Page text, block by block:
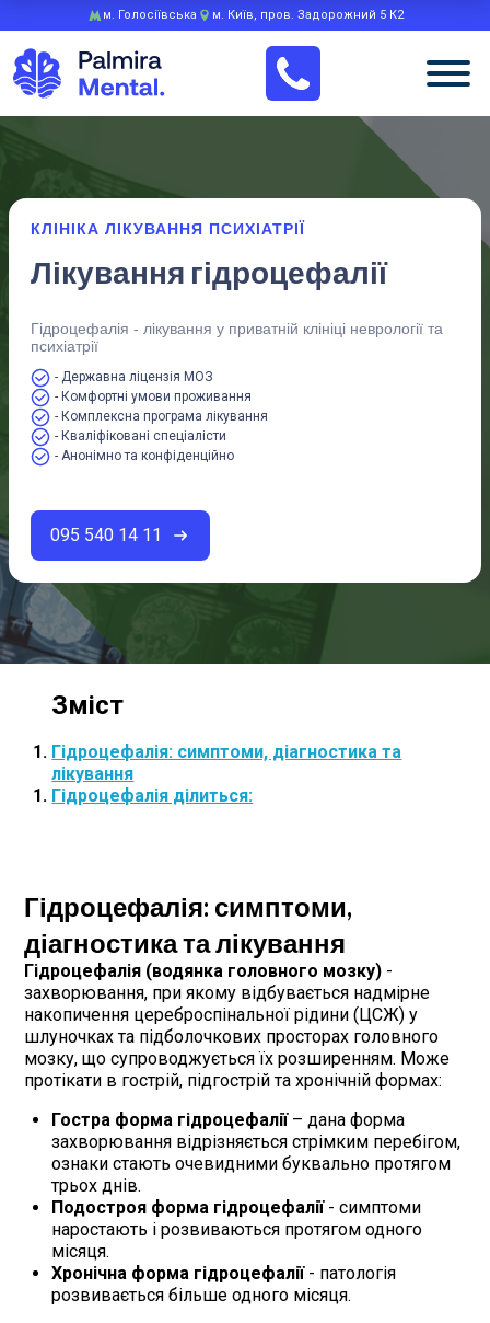
м. Голосіївська м. Київ, пров. Задорожний 5 К2
КЛІНІКА ЛІКУВАННЯ ПСИХІАТРІЇ
Лікування гідроцефалії
Гідроцефалія - лікування у приватній клініці неврології та
психіатрії
- Державна ліцензія МОЗ
- Комфортні умови проживання
- Комплексна програма лікування
- Кваліфіковані спеціалісти
- Анонімно та конфіденційно
095 540 14 11
Гідроцефалія: симптоми, діагностика та
лікування
Гідроцефалія ділиться:
Гідроцефалія: симптоми,
діагностика та лікування
Гідроцефалія (водянка головного мозку) -
захворювання, при якому відбувається надмірне
накопичення цереброспінальної рідини (ЦСЖ) у
шлуночках та підболочкових просторах головного
мозку, що супроводжується їх розширенням. Може
протікати в гострій, підгострій та хронічній формах:
Гостра форма гідроцефалії– дана форма
захворювання відрізняється стрімким перебігом,
ознаки стають очевидними буквально протягом
трьох днів.
Подостроя форма гідроцефалії- симптоми
наростають і розвиваються протягом одного
місяця.
Хронічна форма гідроцефалії- патологія
розвивається більше одного місяця.